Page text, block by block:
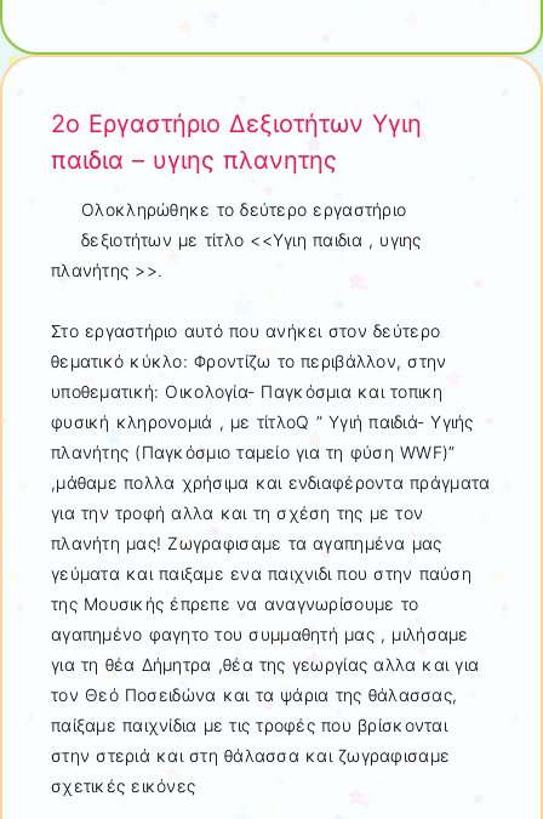
2ο Εργαστήριο Δεξιοτήτων Υγιη
παιδια – υγιης πλανητης
Ολοκληρώθηκε το δεύτερο εργαστήριο
δεξιοτήτων με τίτλο <<Υγιη παιδια , υγιης
πλανήτης >>.
Στο εργαστήριο αυτό που ανήκει στον δεύτερο
θεματικό κύκλο: Φροντίζω το περιβάλλον, στην
υποθεματική: Οικολογία- Παγκόσμια και τοπικη
φυσική κληρονομιά , με τίτλοQ ” Υγιή παιδιά- Υγιής
πλανήτης (Παγκόσμιο ταμείο για τη φύση WWF)”
,μάθαμε πολλα χρήσιμα και ενδιαφέροντα πράγματα
για την τροφή αλλα και τη σχέση της με τον
πλανήτη μας! Ζωγραφισαμε τα αγαπημένα μας
γεύματα και παιξαμε ενα παιχνιδι που στην παύση
της Μουσικής έπρεπε να αναγνωρίσουμε το
αγαπημένο φαγητο του συμμαθητή μας , μιλήσαμε
για τη θέα Δήμητρα ,θέα της γεωργίας αλλα και για
τον Θεό Ποσειδώνα και τα ψάρια της θάλασσας,
παίξαμε παιχνίδια με τις τροφές που βρίσκονται
στην στεριά και στη θάλασσα και ζωγραφισαμε
σχετικές εικόνες